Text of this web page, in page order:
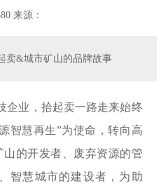
来源：
卖&城市矿山的品牌故事
业，拾起卖一路走来始终
智慧再生”为使命，转向高
的开发者、废弃资源的管
智慧城市的建设者，为助